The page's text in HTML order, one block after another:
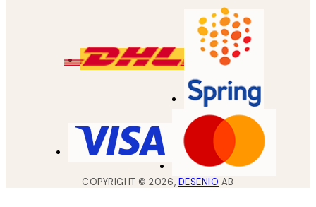
COPYRIGHT ©2026, DESENIO AB